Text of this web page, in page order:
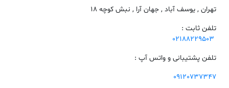
تهران , یوسف آباد , جهان آرا , نبش کوچه 18
تلفن ثابت :
02188229503
تلفن پشتیبانی و واتس آپ :
09120737347